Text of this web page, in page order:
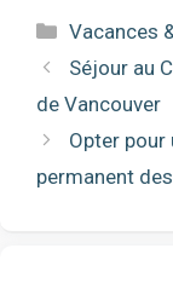
Catégories
Vacances
Séjour au
de Vancouver
Opter
permanent